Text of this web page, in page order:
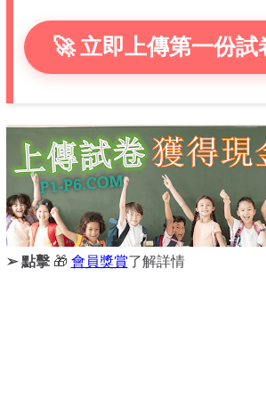
🚀 立即上傳第一份試
➢ 點擊 🎁 會員獎賞了解詳情